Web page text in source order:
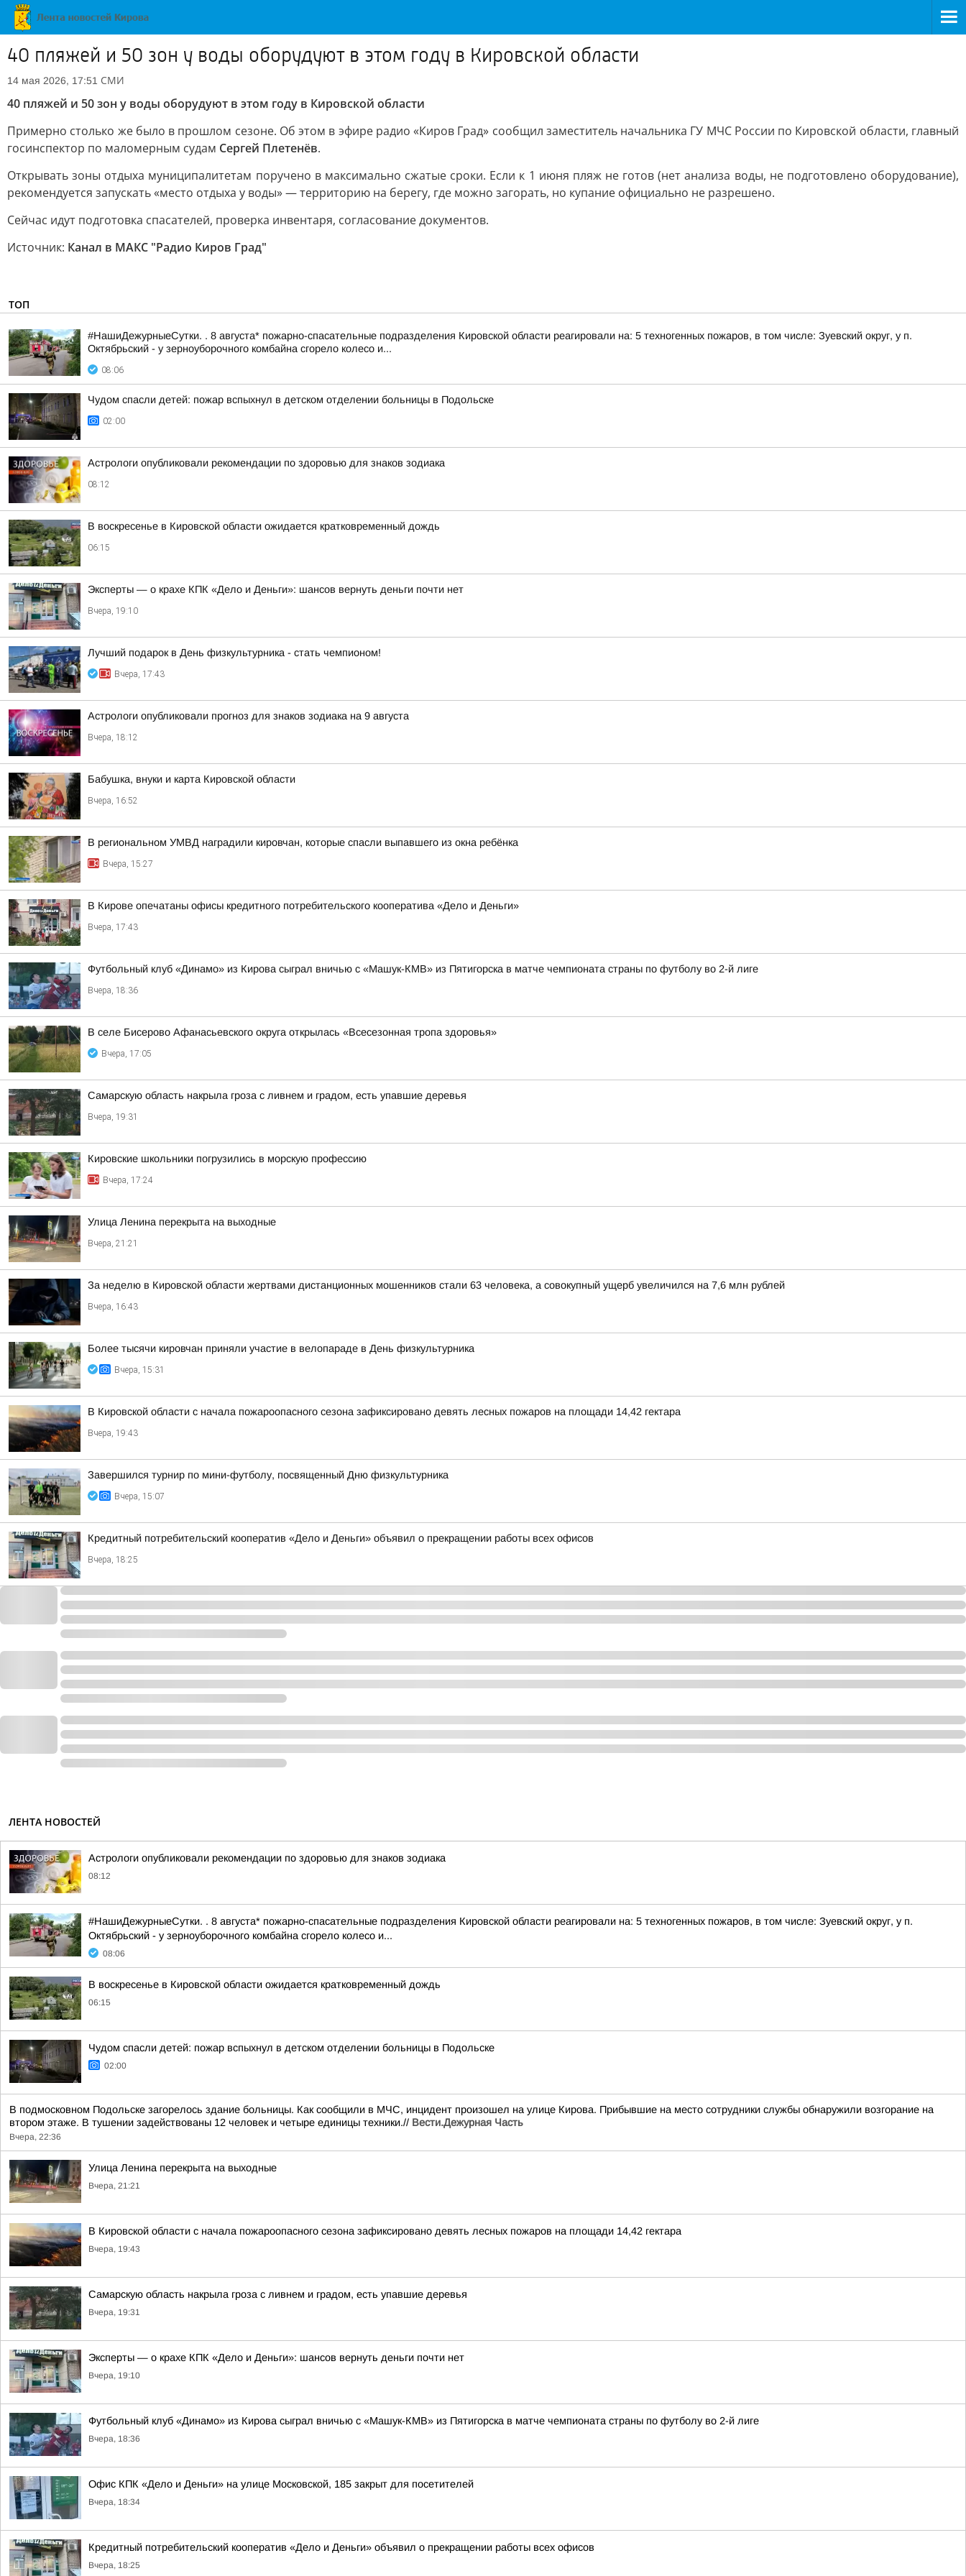
40 пляжей и 50 зон у воды оборудуют в этом году в Кировской области
14 мая 2026, 17:51 СМИ
40 пляжей и 50 зон у воды оборудуют в этом году в Кировской области
Примерно столько же было в прошлом сезоне. Об этом в эфире радио «Киров Град» сообщил заместитель начальника ГУ МЧС России по Кировской области, главный
госинспектор по маломерным судам Сергей Плетенёв.
Открывать зоны отдыха муниципалитетам поручено в максимально сжатые сроки. Если к 1 июня пляж не готов (нет анализа воды, не подготовлено оборудование),
рекомендуется запускать «место отдыха у воды» — территорию на берегу, где можно загорать, но купание официально не разрешено.
Сейчас идут подготовка спасателей, проверка инвентаря, согласование документов.
Источник: Канал в МАКС "Радио Киров Град"
ТОП
#НашиДежурныеСутки. . 8 августа* пожарно-спасательные подразделения Кировской области реагировали на: 5 техногенных пожаров, в том числе: Зуевский округ, у п.
Октябрьский - у зерноуборочного комбайна сгорело колесо и...
08:06
Чудом спасли детей: пожар вспыхнул в детском отделении больницы в Подольске
02:00
Астрологи опубликовали рекомендации по здоровью для знаков зодиака
08:12
В воскресенье в Кировской области ожидается кратковременный дождь
06:15
Эксперты — о крахе КПК «Дело и Деньги»: шансов вернуть деньги почти нет
Вчера, 19:10
Лучший подарок в День физкультурника - стать чемпионом!
Вчера, 17:43
Астрологи опубликовали прогноз для знаков зодиака на 9 августа
Вчера, 18:12
Бабушка, внуки и карта Кировской области
Вчера, 16:52
В региональном УМВД наградили кировчан, которые спасли выпавшего из окна ребёнка
Вчера, 15:27
В Кирове опечатаны офисы кредитного потребительского кооператива «Дело и Деньги»
Вчера, 17:43
Футбольный клуб «Динамо» из Кирова сыграл вничью с «Машук-КМВ» из Пятигорска в матче чемпионата страны по футболу во 2-й лиге
Вчера, 18:36
В селе Бисерово Афанасьевского округа открылась «Всесезонная тропа здоровья»
Вчера, 17:05
Самарскую область накрыла гроза с ливнем и градом, есть упавшие деревья
Вчера, 19:31
Кировские школьники погрузились в морскую профессию
Вчера, 17:24
Улица Ленина перекрыта на выходные
Вчера, 21:21
За неделю в Кировской области жертвами дистанционных мошенников стали 63 человека, а совокупный ущерб увеличился на 7,6 млн рублей
Вчера, 16:43
Более тысячи кировчан приняли участие в велопараде в День физкультурника
Вчера, 15:31
В Кировской области с начала пожароопасного сезона зафиксировано девять лесных пожаров на площади 14,42 гектара
Вчера, 19:43
Завершился турнир по мини-футболу, посвященный Дню физкультурника
Вчера, 15:07
Кредитный потребительский кооператив «Дело и Деньги» объявил о прекращении работы всех офисов
Вчера, 18:25
ЛЕНТА НОВОСТЕЙ
Астрологи опубликовали рекомендации по здоровью для знаков зодиака
08:12
#НашиДежурныеСутки. . 8 августа* пожарно-спасательные подразделения Кировской области реагировали на: 5 техногенных пожаров, в том числе: Зуевский округ, у п.
Октябрьский - у зерноуборочного комбайна сгорело колесо и...
08:06
В воскресенье в Кировской области ожидается кратковременный дождь
06:15
Чудом спасли детей: пожар вспыхнул в детском отделении больницы в Подольске
02:00
В подмосковном Подольске загорелось здание больницы. Как сообщили в МЧС, инцидент произошел на улице Кирова. Прибывшие на место сотрудники службы обнаружили возгорание на
втором этаже. В тушении задействованы 12 человек и четыре единицы техники.// Вести.Дежурная Часть
Вчера, 22:36
Улица Ленина перекрыта на выходные
Вчера, 21:21
В Кировской области с начала пожароопасного сезона зафиксировано девять лесных пожаров на площади 14,42 гектара
Вчера, 19:43
Самарскую область накрыла гроза с ливнем и градом, есть упавшие деревья
Вчера, 19:31
Эксперты — о крахе КПК «Дело и Деньги»: шансов вернуть деньги почти нет
Вчера, 19:10
Футбольный клуб «Динамо» из Кирова сыграл вничью с «Машук-КМВ» из Пятигорска в матче чемпионата страны по футболу во 2-й лиге
Вчера, 18:36
Офис КПК «Дело и Деньги» на улице Московской, 185 закрыт для посетителей
Вчера, 18:34
Кредитный потребительский кооператив «Дело и Деньги» объявил о прекращении работы всех офисов
Вчера, 18:25